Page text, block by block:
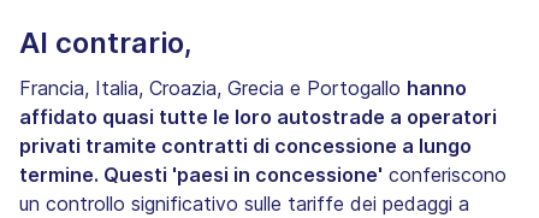
Al contrario,
Francia, Italia, Croazia, Grecia e Portogallo hanno
affidato quasi tutte le loro autostrade a operatori
privati tramite contratti di concessione a lungo
termine. Questi 'paesi in concessione' conferiscono
un controllo significativo sulle tariffe dei pedaggi a